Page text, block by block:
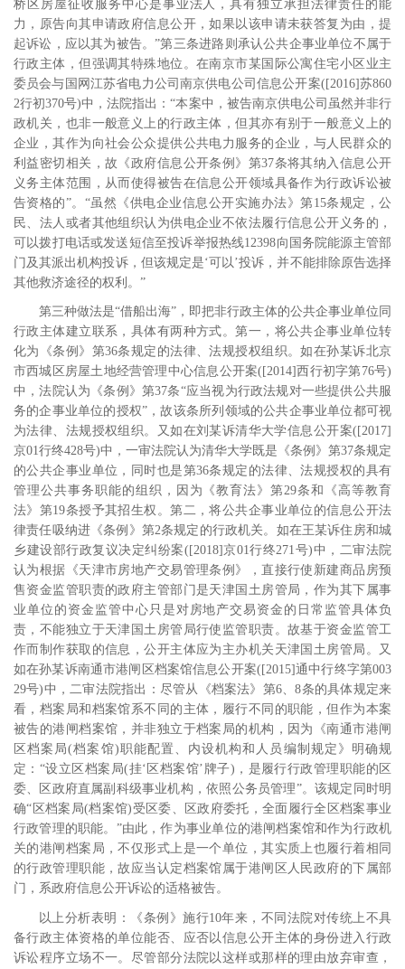
桥区房屋征收服务中心是事业法人，具有独立承担法律责任的能
力，原告向其申请政府信息公开，如果以该申请未获答复为由，提
起诉讼，应以其为被告。”第三条进路则承认公共企事业单位不属于
行政主体，但强调其特殊地位。在南京市某国际公寓住宅小区业主
委员会与国网江苏省电力公司南京供电公司信息公开案([2016]苏860
2行初370号)中，法院指出：“本案中，被告南京供电公司虽然并非行
政机关，也非一般意义上的行政主体，但其亦有别于一般意义上的
企业，其作为向社会公众提供公共电力服务的企业，与人民群众的
利益密切相关，故《政府信息公开条例》第37条将其纳入信息公开
义务主体范围，从而使得被告在信息公开领域具备作为行政诉讼被
告资格的”。“虽然《供电企业信息公开实施办法》第15条规定，公
民、法人或者其他组织认为供电企业不依法履行信息公开义务的，
可以拨打电话或发送短信至投诉举报热线12398向国务院能源主管部
门及其派出机构投诉，但该规定是‘可以’投诉，并不能排除原告选择
其他救济途径的权利。”
第三种做法是“借船出海”，即把非行政主体的公共企事业单位同
行政主体建立联系，具体有两种方式。第一，将公共企事业单位转
化为《条例》第36条规定的法律、法规授权组织。如在孙某诉北京
市西城区房屋土地经营管理中心信息公开案([2014] 西行初字第76号)
中，法院认为《条例》第37条“应当视为行政法规对一些提供公共服
务的企事业单位的授权”，故该条所列领域的公共企事业单位都可视
为法律、法规授权组织。又如在刘某诉清华大学信息公开案([2017]
京01行终428号)中，一审法院认为清华大学既是《条例》第37条规定
的公共企事业单位，同时也是第36条规定的法律、法规授权的具有
管理公共事务职能的组织，因为《教育法》第29条和《高等教育
法》第19条授予其招生权。第二，将公共企事业单位的信息公开法
律责任吸纳进《条例》第2条规定的行政机关。如在王某诉住房和城
乡建设部行政复议决定纠纷案([2018]京01行终271号)中，二审法院
认为根据《天津市房地产交易管理条例》，直接行使新建商品房预
售资金监管职责的政府主管部门是天津国土房管局，作为其下属事
业单位的资金监管中心只是对房地产交易资金的日常监管具体负
责，不能独立于天津国土房管局行使监管职责。故基于资金监管工
作而制作获取的信息，公开主体应为主办机关天津国土房管局。又
如在孙某诉南通市港闸区档案馆信息公开案([2015]通中行终字第003
29号)中，二审法院指出：尽管从《档案法》第6、8条的具体规定来
看，档案局和档案馆系不同的主体，履行不同的职能，但作为本案
被告的港闸档案馆，并非独立于档案局的机构，因为《南通市港闸
区档案局(档案馆)职能配置、内设机构和人员编制规定》明确规
定：“设立区档案局(挂‘区档案馆’牌子) ，是履行行政管理职能的区
委、区政府直属副科级事业机构，依照公务员管理”。该规定同时明
确“区档案局(档案馆)受区委、区政府委托，全面履行全区档案事业
行政管理的职能。”由此，作为事业单位的港闸档案馆和作为行政机
关的港闸档案局，不仅形式上是一个单位，其实质上也履行着相同
的行政管理职能，故应当认定档案馆属于港闸区人民政府的下属部
门，系政府信息公开诉讼的适格被告。
以上分析表明：《条例》施行10年来，不同法院对传统上不具
备行政主体资格的单位能否、应否以信息公开主体的身份进入行政
诉讼程序立场不一。尽管部分法院以这样或那样的理由放弃审查，